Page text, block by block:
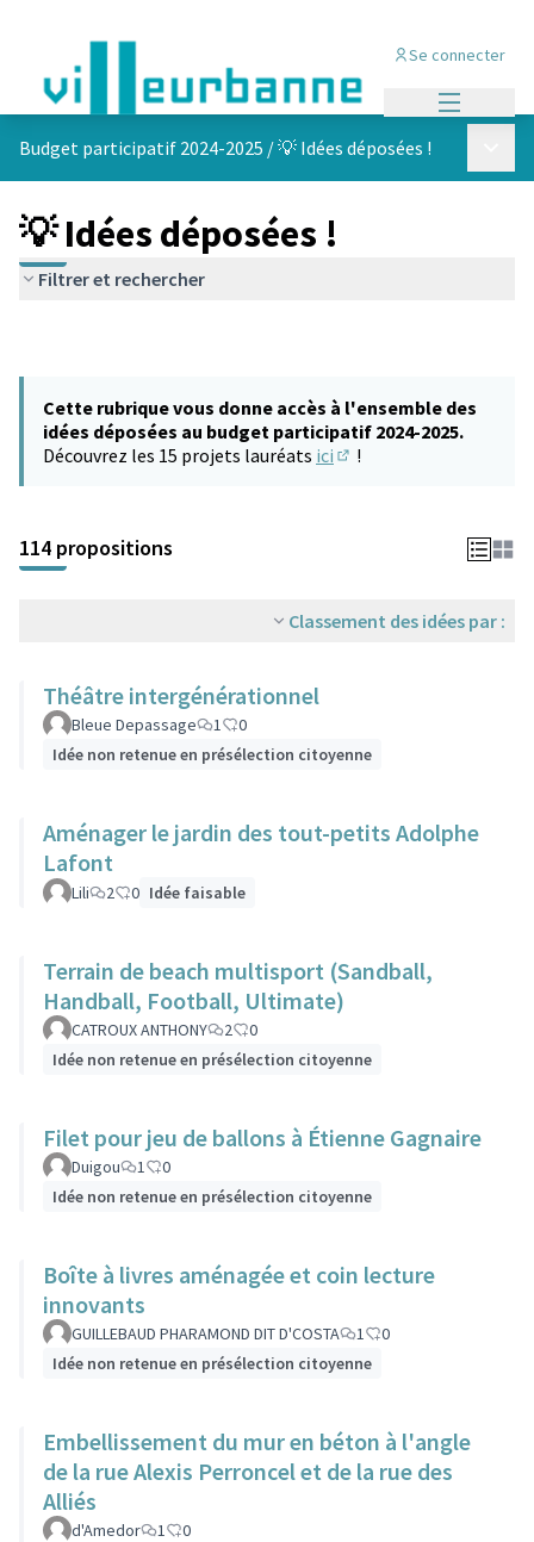
Se connecter
Budget participatif 2024-2025 /💡 Idées déposées !
💡 Idées déposées !
Filtrer et rechercher
Cette rubrique vous donne accès à l'ensemble des
idées déposées au budget participatif 2024-2025.
Découvrez les 15 projets lauréats ici !
114 propositions
Classement des idées par :
Théâtre intergénérationnel
Bleue Depassage 1
0
Idée non retenue en présélection citoyenne
Aménager le jardin des tout-petits Adolphe
Lafont
Lili 2 0 Idée faisable
Terrain de beach multisport (Sandball,
Handball, Football, Ultimate)
CATROUX ANTHONY 2
0
Idée non retenue en présélection citoyenne
Filet pour jeu de ballons à Étienne Gagnaire
Duigou 1
0
Idée non retenue en présélection citoyenne
Boîte à livres aménagée et coin lecture
innovants
GUILLEBAUD PHARAMOND DIT D'COSTA 1
0
Idée non retenue en présélection citoyenne
Embellissement du mur en béton à l'angle
de la rue Alexis Perroncel et de la rue des
Alliés
d'Amedor 1
0